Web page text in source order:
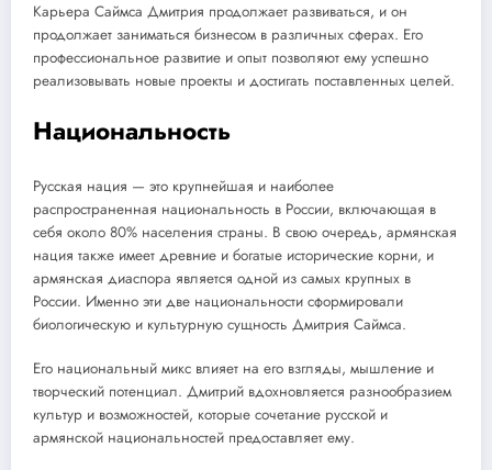
Карьера Саймса Дмитрия продолжает развиваться, и он
продолжает заниматься бизнесом в различных сферах. Его
профессиональное развитие и опыт позволяют ему успешно
реализовывать новые проекты и достигать поставленных целей.
Национальность
Русская нация — это крупнейшая и наиболее
распространенная национальность в России, включающая в
себя около 80% населения страны. В свою очередь, армянская
нация также имеет древние и богатые исторические корни, и
армянская диаспора является одной из самых крупных в
России. Именно эти две национальности сформировали
биологическую и культурную сущность Дмитрия Саймса.
Его национальный микс влияет на его взгляды, мышление и
творческий потенциал. Дмитрий вдохновляется разнообразием
культур и возможностей, которые сочетание русской и
армянской национальностей предоставляет ему.